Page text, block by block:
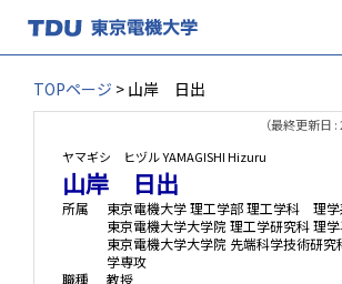
TOPページ > 山岸 日出
（最終更新日
ヤマギシ ヒヅルYAMAGISHI Hizuru
山岸 日出
所属
東京電機大学 理工学部 理工学科 理学
東京電機大学大学院 理工学研究科 理
東京電機大学大学院 先端科学技術研究
学専攻
職種
教授